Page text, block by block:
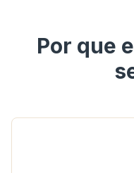
Por que